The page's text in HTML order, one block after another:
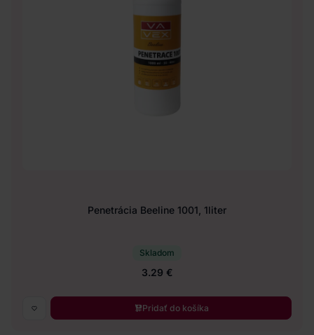
Penetrácia Beeline 1001, 1liter
Skladom
3.29 €
Pridať do košíka